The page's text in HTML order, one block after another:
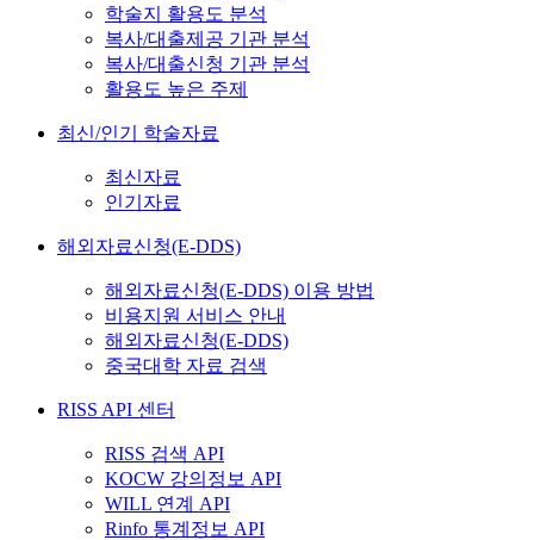
학술지 활용도 분석
복사/대출제공 기관 분석
복사/대출신청 기관 분석
활용도 높은 주제
최신/인기 학술자료
최신자료
인기자료
해외자료신청(E-DDS)
해외자료신청(E-DDS) 이용 방법
비용지원 서비스 안내
해외자료신청(E-DDS)
중국대학 자료 검색
RISS API 센터
RISS 검색 API
KOCW 강의정보 API
WILL 연계 API
Rinfo 통계정보 API